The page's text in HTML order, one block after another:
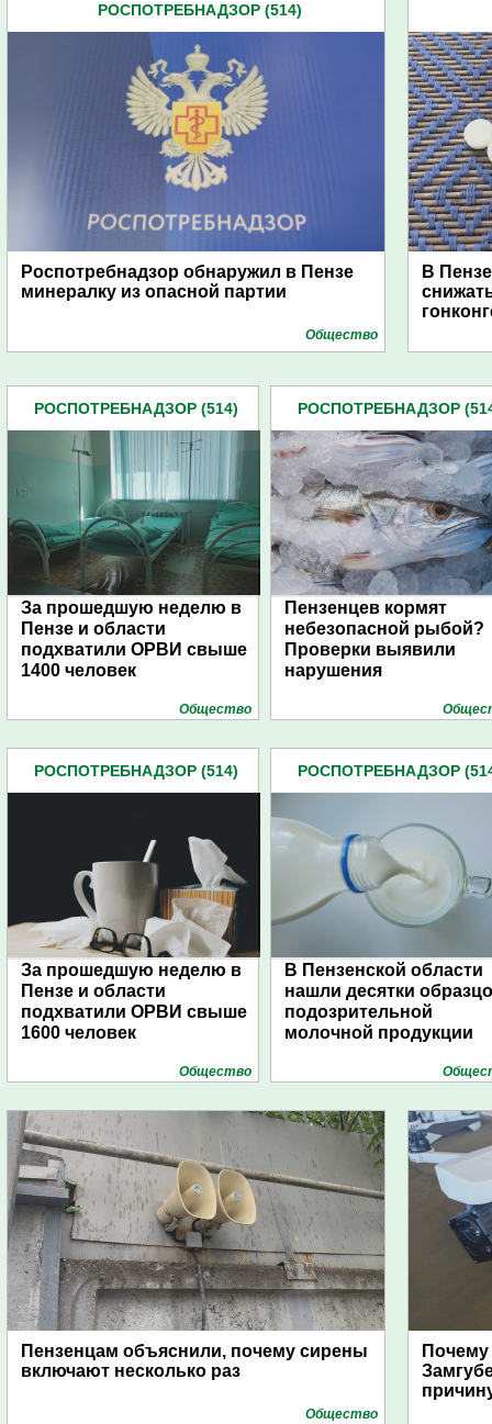
РОСПОТРЕБНАДЗОР (514)
Роспотребнадзор обнаружил в Пензе
минералку из опасной партии
Общество
В
РОСПОТРЕБНАДЗОР (514)
За прошедшую неделю в
Пензе и области
подхватили ОРВИ свыше
1400 человек
Общество
РОСПОТРЕБНАДЗОР
Пензенцев кормят
небезопасной рыбой?
Проверки выявили
нарушения
РОСПОТРЕБНАДЗОР (514)
За прошедшую неделю в
Пензе и области
подхватили ОРВИ свыше
1600 человек
Общество
РОСПОТРЕБНАДЗОР
В Пензенской области
нашли десятки
подозрительной
молочной продукции
Пензенцам объяснили, почему сирены
включают несколько раз
Общество